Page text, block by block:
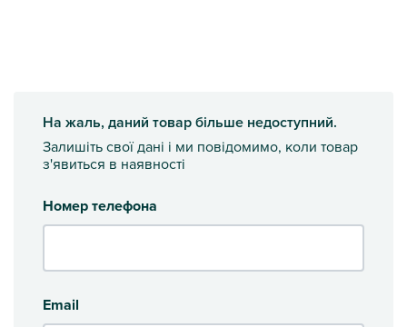
На жаль, даний товар більше недоступний.
Залишіть свої дані і ми повідомимо, коли товар
з'явиться в наявності
Номер телефона
Email